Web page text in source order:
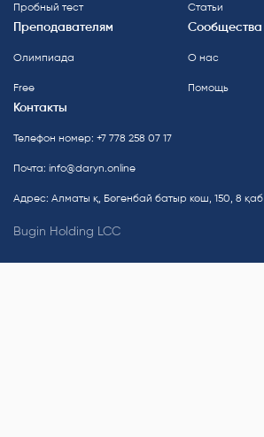
Пробный тест Статьи
Преподавателям
Олимпиада
Free
Сообщества
О нас
Помощь
Контакты
Телефон номер: +7 778 258 07 17
Почта: info@daryn.online
Адрес: Алматы қ, Бөгенбай батыр көш, 150, 8 қаб
Bugin Holding LCC